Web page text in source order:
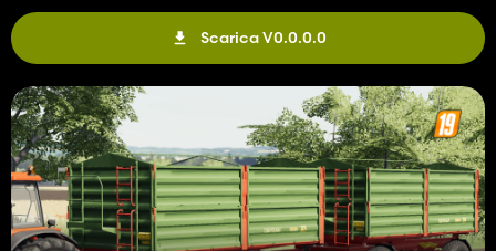
Scarica V0.0.0.0